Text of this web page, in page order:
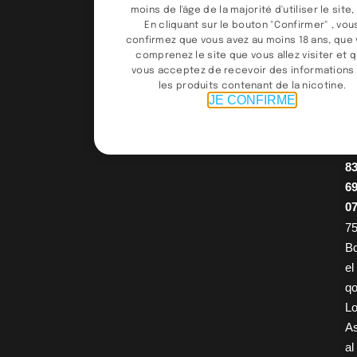
06
97
97
96
83
69
07
el
al
moins de l'âge de la majorité d'utiliser le site,
En cliquant sur le bouton "Confirmer" ,
confirmez que vous avez au moins 18 ans, que
comprenez le site que vous allez visiter et
vous acceptez de recevoir des informations
les produits contenant de la nicotine.
JE CONFIRME